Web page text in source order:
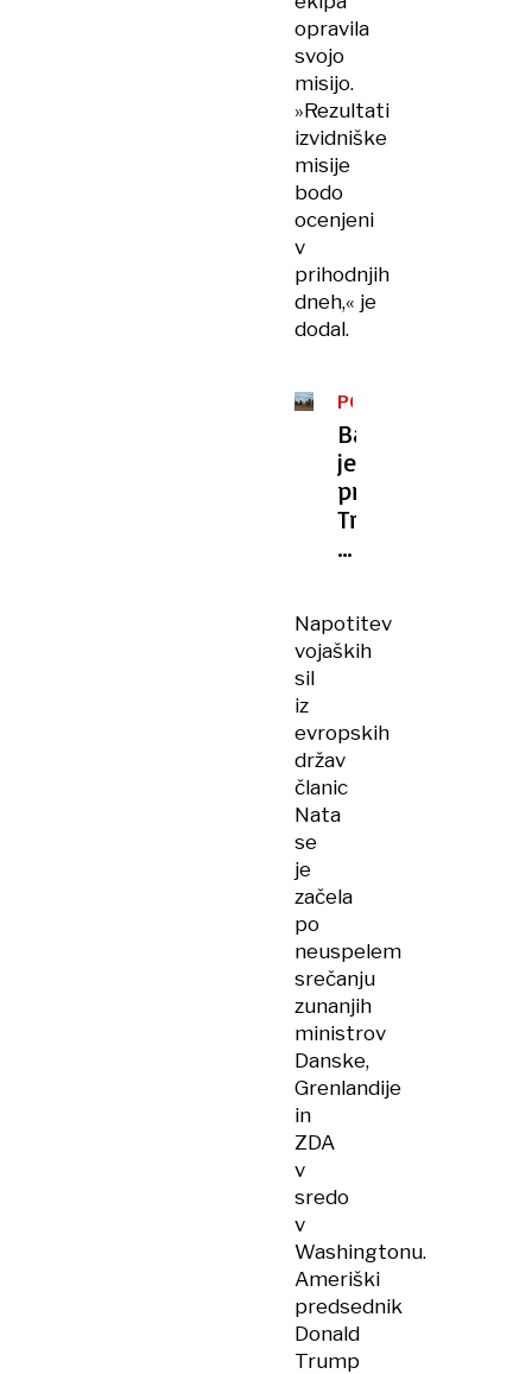
opravila
svojo
misijo.
»Rezultati
izvidniške
misije
bodo
ocenjeni
v
prihodnjih
dneh,« je
dodal.
POSLEDICE
Bazuka
je
pripravljena:
Trumpove
grožnje
vodijo
v
spiralo
Napotitev
vojaških
sil
iz
evropskih
držav
članic
Nata
se
je
začela
po
neuspelem
srečanju
zunanjih
ministrov
Danske,
Grenlandije
in
ZDA
v
sredo
v
Washingtonu.
Ameriški
predsednik
Donald
Trump